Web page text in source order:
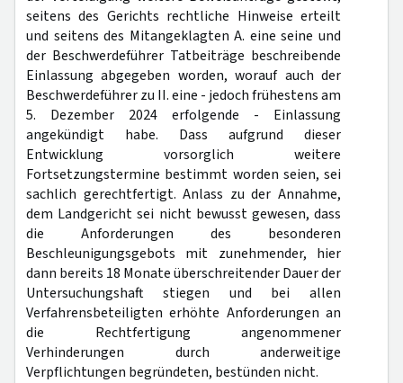
seitens des Gerichts rechtliche Hinweise erteilt
und seitens des Mitangeklagten A. eine seine und
der Beschwerdeführer Tatbeiträge beschreibende
Einlassung abgegeben worden, worauf auch der
Beschwerdeführer zu II. eine - jedoch frühestens am
5. Dezember 2024 erfolgende - Einlassung
angekündigt habe. Dass aufgrund dieser
Entwicklung vorsorglich weitere
Fortsetzungstermine bestimmt worden seien, sei
sachlich gerechtfertigt. Anlass zu der Annahme,
dem Landgericht sei nicht bewusst gewesen, dass
die Anforderungen des besonderen
Beschleunigungsgebots mit zunehmender, hier
dann bereits 18 Monate überschreitender Dauer der
Untersuchungshaft stiegen und bei allen
Verfahrensbeteiligten erhöhte Anforderungen an
die Rechtfertigung angenommener
Verhinderungen durch anderweitige
Verpflichtungen begründeten, bestünden nicht.